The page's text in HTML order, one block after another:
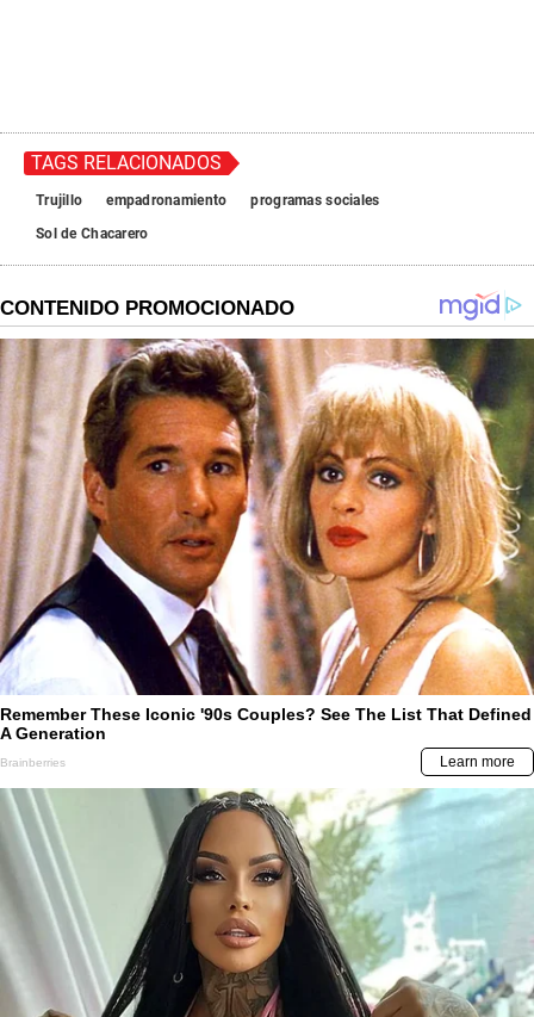
TAGS RELACIONADOS
Trujillo empadronamiento
programas sociales
Sol de Chacarero